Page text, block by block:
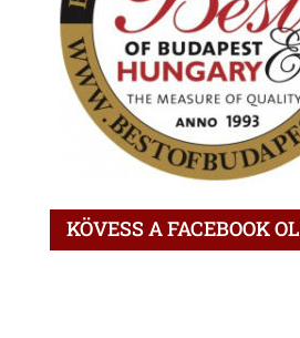
KÖVESS A FACEBOOK